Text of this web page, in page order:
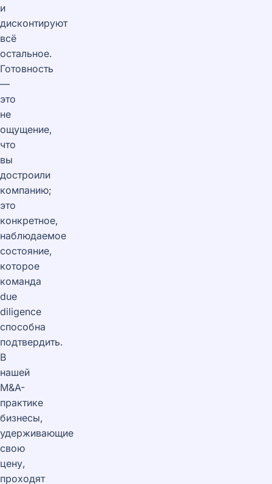
и
дисконтируют
всё
остальное.
Готовность
—
это
не
ощущение,
что
вы
достроили
компанию;
это
конкретное,
наблюдаемое
состояние,
которое
команда
due
diligence
способна
подтвердить.
В
нашей
M&A-
практике
бизнесы,
удерживающие
свою
цену,
проходят